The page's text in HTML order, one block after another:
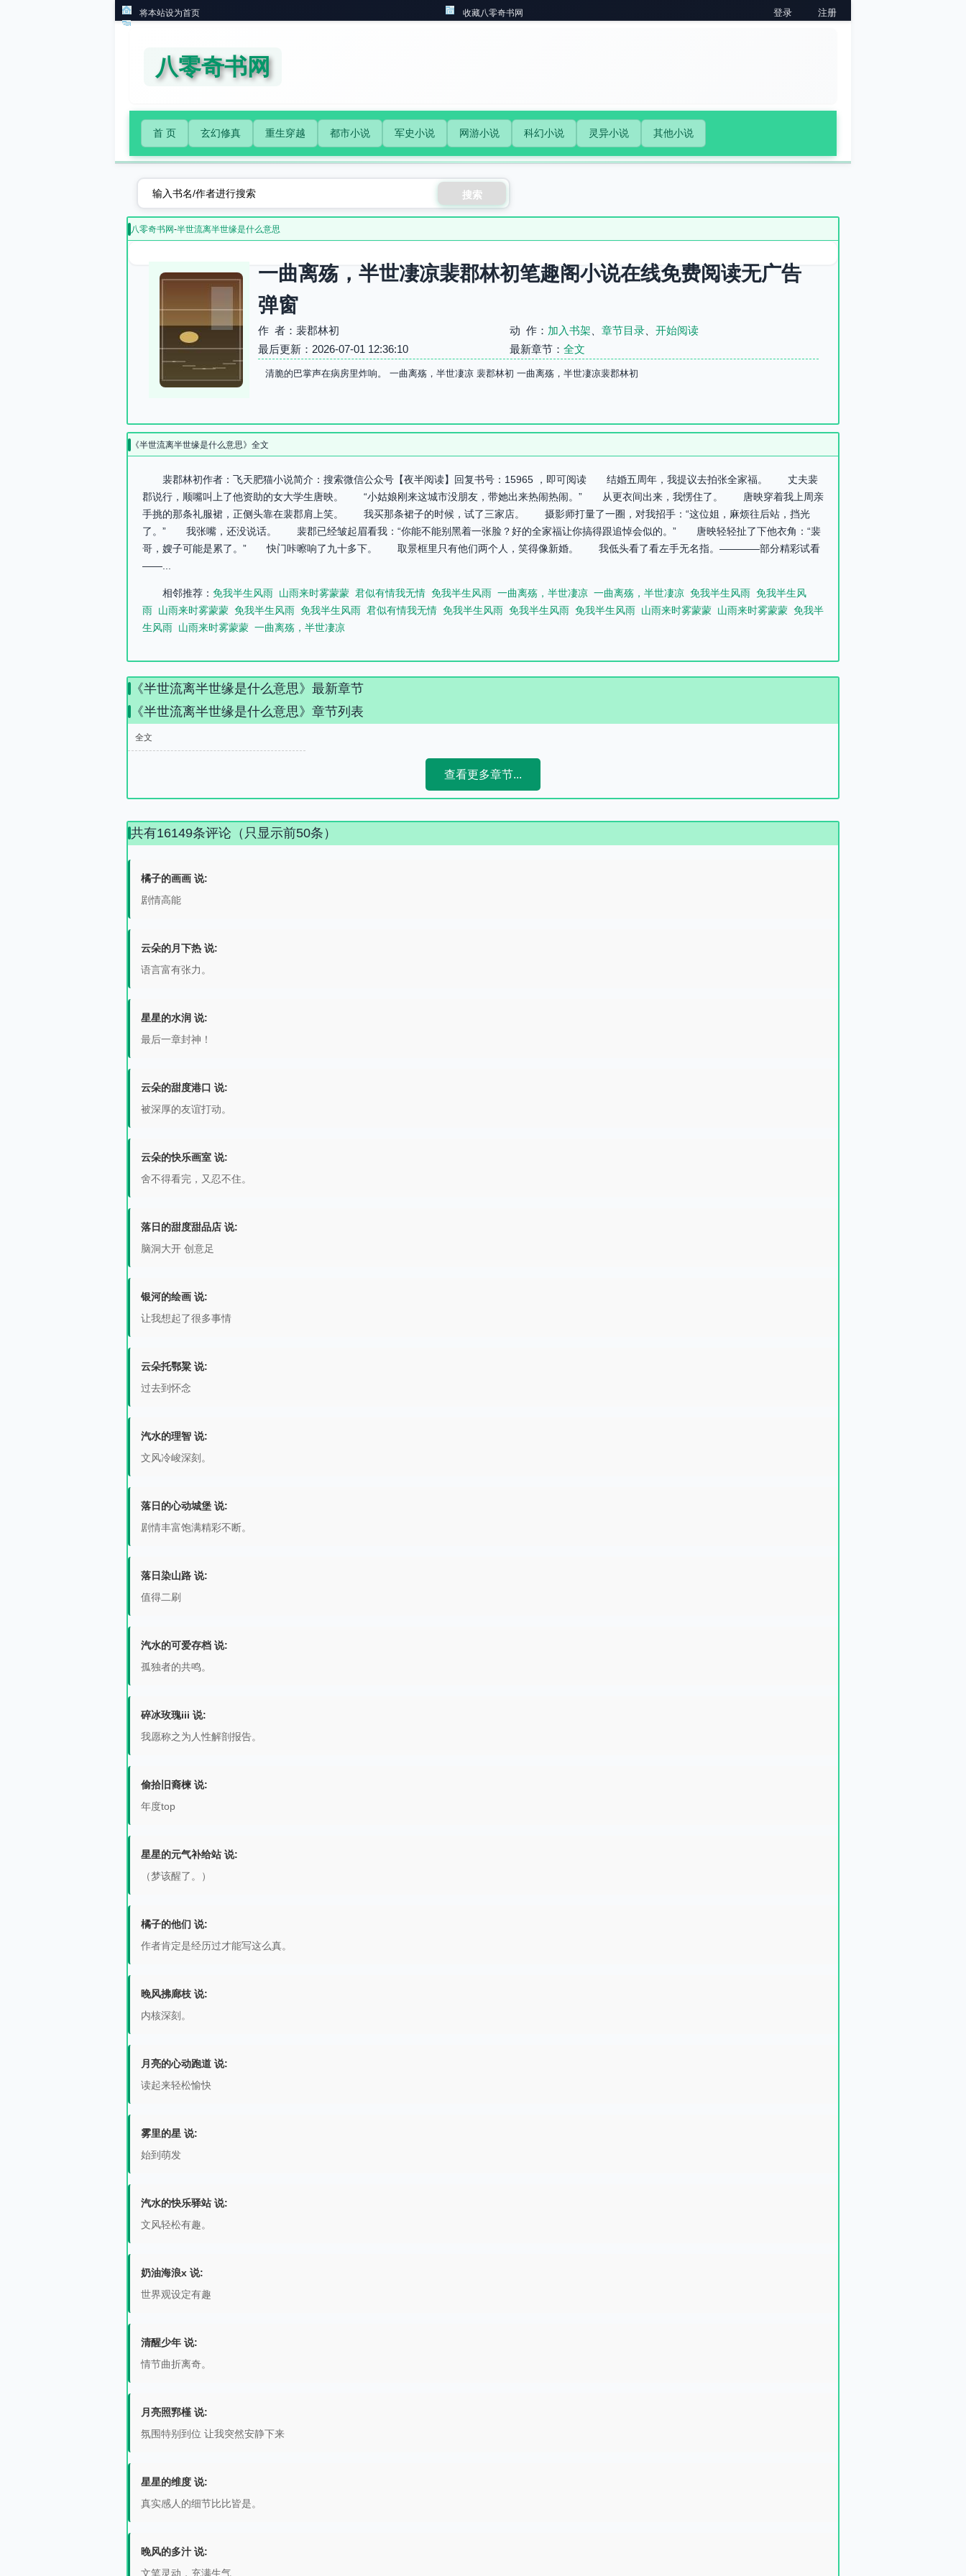
将本站设为首页 收藏八零奇书网 登录 注册
八零奇书网
首 页 玄幻修真 重生穿越 都市小说 军史小说 网游小说 科幻小说 灵异小说 其他小说
搜索
八零奇书网-半世流离半世缘是什么意思
一曲离殇，半世凄凉裴郡林初笔趣阁小说在线免费阅读无广告
弹窗
作 者：裴郡林初 动 作： 加入书架 章节目录
开始阅读
最后更新：2026-07-01 12:36:10
最新章节： 全文
清脆的巴掌声在病房里炸响。 一曲离殇，半世凄凉 裴郡林初 一曲离殇，半世凄凉裴郡林初
《半世流离半世缘是什么意思》全文
裴郡林初作者：飞天肥猫小说简介：搜索微信公众号【夜半阅读】回复书号：15965 ，即可阅读 结婚五周年，我提议去拍张全家福。 丈夫裴
郡说行，顺嘴叫上了他资助的女大学生唐映。 “小姑娘刚来这城市没朋友，带她出来热闹热闹。” 从更衣间出来，我愣住了。 唐映穿着我上周亲
手挑的那条礼服裙，正侧头靠在裴郡肩上笑。 我买那条裙子的时候，试了三家店。 摄影师打量了一圈，对我招手：“这位姐，麻烦往后站，挡光
了。” 我张嘴，还没说话。 裴郡已经皱起眉看我：“你能不能别黑着一张脸？好的全家福让你搞得跟追悼会似的。” 唐映轻轻扯了下他衣角：“裴
哥，嫂子可能是累了。” 快门咔嚓响了九十多下。 取景框里只有他们两个人，笑得像新婚。 我低头看了看左手无名指。————部分精彩试看
——...
相邻推荐： 免我半生风雨 山雨来时雾蒙蒙 君似有情我无情 免我半生风雨 一曲离殇，半世凄凉 一曲离殇，半世凄凉 免我半生风雨 免我半生风
雨 山雨来时雾蒙蒙 免我半生风雨 免我半生风雨 君似有情我无情 免我半生风雨 免我半生风雨 免我半生风雨 山雨来时雾蒙蒙 山雨来时雾蒙蒙 免我半
生风雨 山雨来时雾蒙蒙 一曲离殇，半世凄凉
《半世流离半世缘是什么意思》最新章节
《半世流离半世缘是什么意思》章节列表
全文
查看更多章节...
共有16149条评论（只显示前50条）
橘子的画画 说:
剧情高能
云朵的月下热 说:
语言富有张力。
星星的水润 说:
最后一章封神！
云朵的甜度港口 说:
被深厚的友谊打动。
云朵的快乐画室 说:
舍不得看完，又忍不住。
落日的甜度甜品店 说:
脑洞大开 创意足
银河的绘画 说:
让我想起了很多事情
云朵托鄂粱 说:
过去到怀念
汽水的理智 说:
文风冷峻深刻。
落日的心动城堡 说:
剧情丰富饱满精彩不断。
落日染山路 说:
值得二刷
汽水的可爱存档 说:
孤独者的共鸣。
碎冰玫瑰iii 说:
我愿称之为人性解剖报告。
偷拾旧裔楝 说:
年度top
星星的元气补给站 说:
（梦该醒了。）
橘子的他们 说:
作者肯定是经历过才能写这么真。
晚风拂廊枝 说:
内核深刻。
月亮的心动跑道 说:
读起来轻松愉快
雾里的星 说:
始到萌发
汽水的快乐驿站 说:
文风轻松有趣。
奶油海浪x 说:
世界观设定有趣
清醒少年 说:
情节曲折离奇。
月亮照郛槿 说:
氛围特别到位 让我突然安静下来
星星的维度 说:
真实感人的细节比比皆是。
晚风的多汁 说:
文笔灵动，充满生气